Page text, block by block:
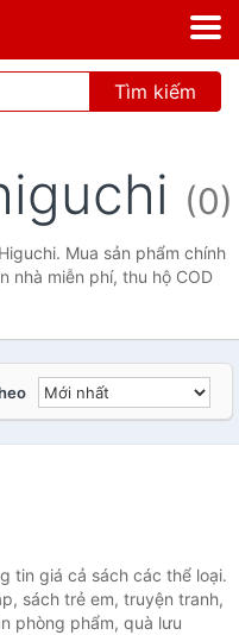
Tìm kiếm
(0)
Mua sản phẩm chính
nhà miễn phí, thu hộ COD
tin giá cả sách các thể loại.
sách trẻ em, truyện tranh,
phòng phẩm, quà lưu